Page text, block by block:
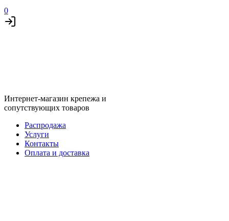
0
Интернет-магазин крепежа и
сопутствующих товаров
Распродажа
Услуги
Контакты
Оплата и доставка